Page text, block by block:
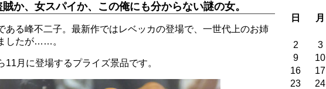
か、女スパイか、この俺にも分からない謎の女。
ある峰不二子。最新作ではレベッカの登場で、一世代上のお姉
したが……。
月に登場するプライズ景品です。
日
月
2
3
9
10
16
17
23
24